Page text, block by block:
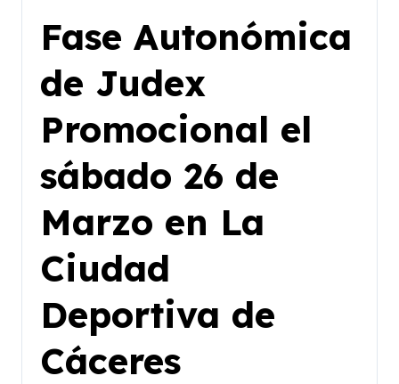
Fase Autonómica
de Judex
Promocional el
sábado 26 de
Marzo en La
Ciudad
Deportiva de
Cáceres